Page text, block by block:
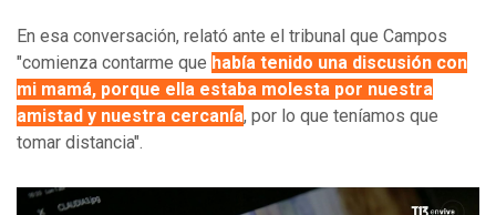
En esa conversación, relató ante el tribunal que Campos
"comienza contarme que había tenido una discusión con
mi mamá, porque ella estaba molesta por nuestra
amistad y nuestra cercanía, por lo que teníamos que
tomar distancia".